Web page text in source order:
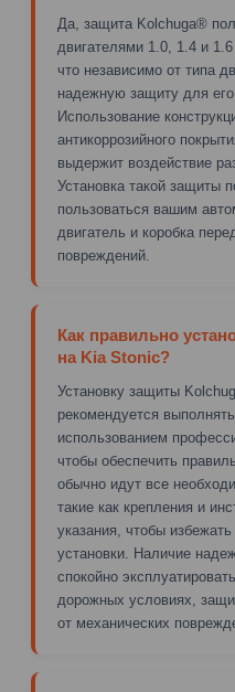
Да, защита Kolchuga®
двигателями 1.0, 1.4 и
что независимо от типа
надежную защиту для
Использование
антикоррозийного
выдержит воздействие
Установка такой защиты
пользоваться вашим
двигатель и коробка
повреждений.
Как правильно
на Kia Stonic?
Установку защиты
рекомендуется
использованием
чтобы обеспечить
обычно идут все
такие как крепления и
указания, чтобы
установки. Наличие
спокойно
дорожных условиях,
от механических